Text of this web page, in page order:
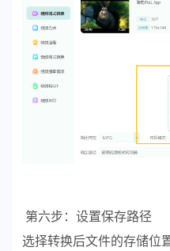
第六步：设置保存路径
选择转换后文件的存储位